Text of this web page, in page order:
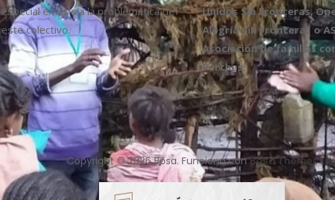
especial énfasis a la problemática de
este colectivo.
Unidos Sin Fronteras,
Alegría Sin Fronteras o
Asociación de familias
Perthes.
Copyright © 2026 Bosa. Funciona conBosa Themes